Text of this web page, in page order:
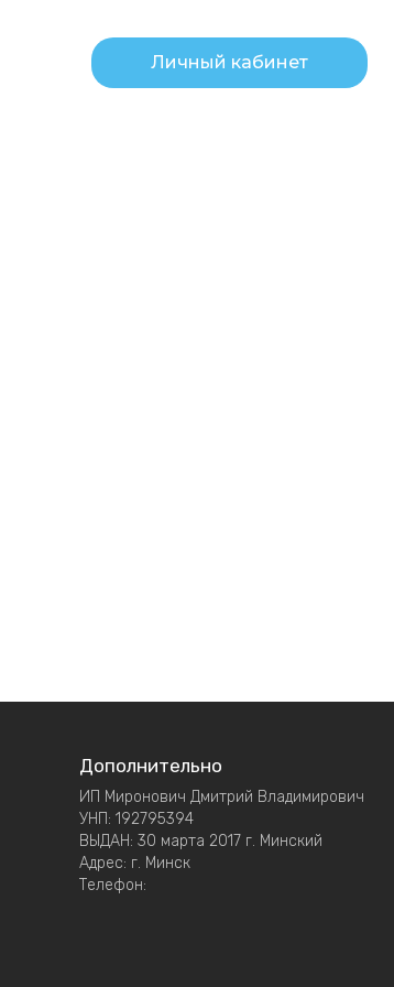
Личный кабинет
Дополнительно
ИП Миронович Дмитрий Владимирович
УНП: 192795394
ВЫДАН: 30 марта 2017 г. Минский
Адрес: г. Минск
Телефон: